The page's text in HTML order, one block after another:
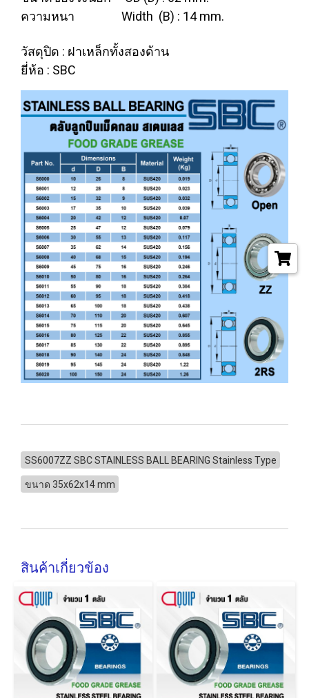
ความหนา Width (B) : 14 mm.
วัสดุปิด : ฝาเหล็กทั้งสองด้าน
ยี่ห้อ : SBC
SS6007ZZ SBC STAINLESS BALL BEARING Stainless Type
ขนาด 35x62x14 mm
สินค้าเกี่ยวข้อง